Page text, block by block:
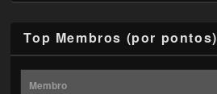
Top Membros (por pontos)
Membro